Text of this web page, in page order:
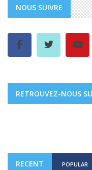
NOUS SUIVRE
RETROUVEZ-NOUS
RECENT POPULAR